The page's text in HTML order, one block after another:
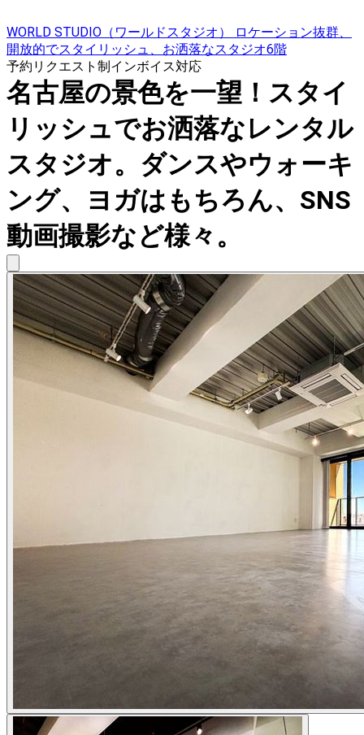
WORLD STUDIO（ワールドスタジオ） ロケーション抜群、
開放的でスタイリッシュ、お洒落なスタジオ6階
予約リクエスト制インボイス対応
名古屋の景色を一望！スタイ
リッシュでお洒落なレンタル
スタジオ。ダンスやウォーキ
ング、ヨガはもちろん、SNS
動画撮影など様々。